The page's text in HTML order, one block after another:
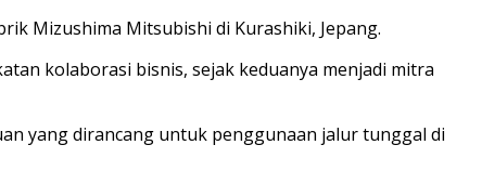
Mizushima Mitsubishi di Kurashiki, Jepang.
kolaborasi bisnis, sejak keduanya menjadi mitra
yang dirancang untuk penggunaan jalur tunggal di